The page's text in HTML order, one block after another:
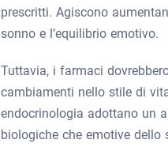
prescritti. Agiscono
sonno e l’equilibrio emotivo.
Tuttavia, i farmaci
cambiamenti nello stile di
endocrinologia adottano un
biologiche che emotive dello